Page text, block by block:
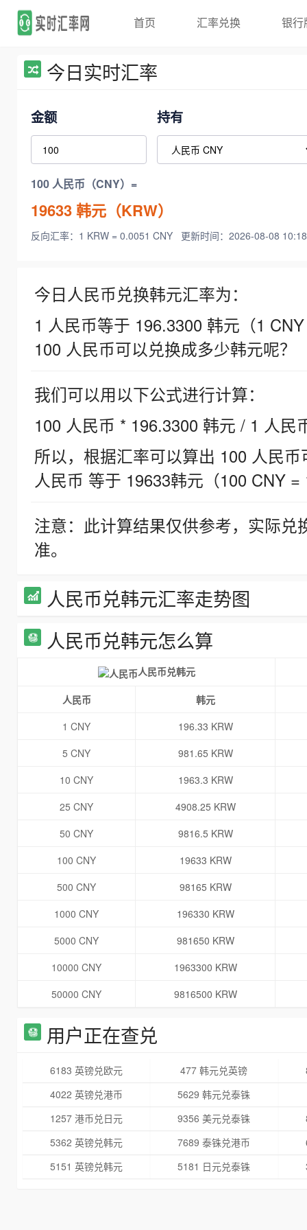
首页 汇率兑换 银行
今日实时汇率
金额 持有
100 人民币（CNY）=
19633韩元（KRW）
反向汇率：1 KRW = 0.0051 CNY 更新时间：2026-08-08
今日人民币兑换韩元汇率为：
1 人民币等于 196.3300 韩元（1
100 人民币可以兑换成多少韩元呢？
我们可以用以下公式进行计算：
100 人民币 * 196.3300 韩元 / 1 人民
所以，根据汇率可以算出 100 人民
人民币 等于 19633韩元（100 CNY =
注意：此计算结果仅供参考，实际
准。
人民币兑韩元汇率走势图
人民币兑韩元怎么算
人民币兑韩元
人民币
韩元
1 CNY
196.33 KRW
5 CNY
981.65 KRW
10 CNY
1963.3 KRW
25 CNY
4908.25 KRW
50 CNY
9816.5 KRW
100 CNY
19633 KRW
500 CNY
98165 KRW
1000 CNY
196330 KRW
5000 CNY
981650 KRW
10000 CNY
1963300 KRW
50000 CNY
9816500 KRW
用户正在查兑
6183 英镑兑欧元 477 韩元兑英镑
4022 英镑兑港币
5629 韩元兑泰铢
1257 港币兑日元
9356 美元兑泰铢
5362 英镑兑韩元
7689 泰铢兑港币
5151 英镑兑韩元
5181 日元兑泰铢